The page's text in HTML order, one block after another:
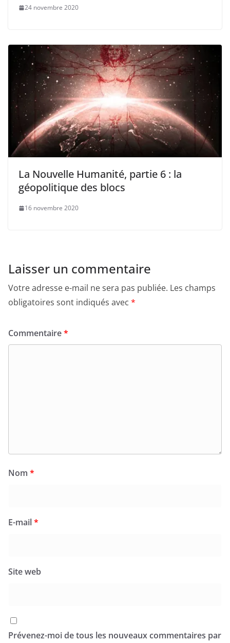
24 novembre 2020
La Nouvelle Humanité, partie 6 : la
géopolitique des blocs
16 novembre 2020
Laisser un commentaire
Votre adresse e-mail ne sera pas publiée. Les champs
obligatoires sont indiqués avec *
Commentaire*
Nom *
E-mail*
Site web
Prévenez-moi de tous les nouveaux commentaires par